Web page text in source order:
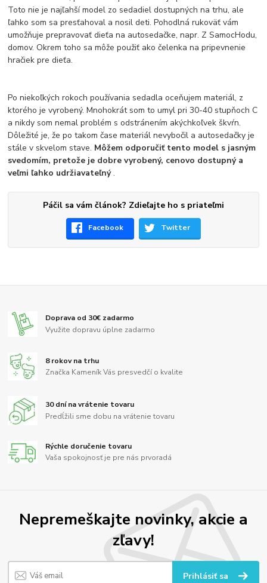
Toto nie je najľahší model zo sedadiel dostupných na trhu, ale
ľahko som sa presťahoval a nosil deti. Pohodlná rukoväť vám
umožňuje prepravovať dieťa na autosedačke, napr. Z SamocHodu,
domov. Okrem toho sa môže použiť ako čelenka na pripevnenie
hračiek pre dieťa.
Po niekoľkých rokoch používania sedadla oceňujem materiál, z
ktorého je vyrobený. Mnohokrát som to umyl pri 30-40 stupňoch C
a nikdy som nemal problém s odstránením akýchkoľvek škvŕn.
Dôležité je, že po takom čase materiál nevybočil a autosedačky je
stále v skvelom stave. Môžem odporučiť tento model s jasným
svedomím, pretože je dobre vyrobený, cenovo dostupný a
veľmi ľahko udržiavateľný.
Páčil sa vám článok? Zdieľajte ho s priateľmi
Facebook Twitter
Doprava od 30€ zadarmo
Využite dopravu úplne zadarmo
8 rokov na trhu
Značka Kameník Vás presvedčí o kvalite
30 dní na vrátenie tovaru
Predĺžili sme dobu na vrátenie tovaru
Rýchle doručenie tovaru
Vaša spokojnosť je pre nás prvoradá
Nepremeškajte novinky, akcie a
zľavy!
Prihlásiť sa